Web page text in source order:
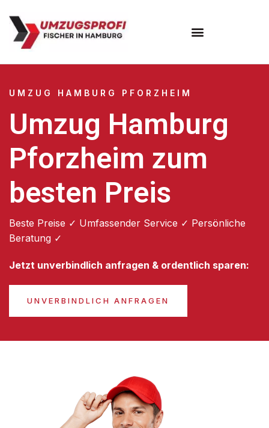
UMZUG HAMBURG PFORZHEIM
Umzug Hamburg
Pforzheim zum
besten Preis
Beste Preise ✓ Umfassender Service ✓ Persönliche
Beratung ✓
Jetzt unverbindlich anfragen & ordentlich sparen:
UNVERBINDLICH ANFRAGEN